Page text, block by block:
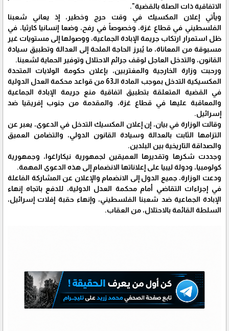
الاتفاقية ذات الصلة بالقضية".
ويأتي إعلان المكسيك في وقت حرج وخطير، إذ يعاني شعبنا
الفلسطيني في قطاع غزة، وخصوصاً في رفح، وضعا إنسانيا كارثيا، في
ظل استمرار ارتكاب جريمة الإبادة الجماعية، ووصولها إلى مستويات غير
مسبوقة من المعاناة، ما يُبرز الحاجة الملحة إلى العدالة وتطبيق سيادة
القانون، والتدخل العاجل لوقف جرائم الاحتلال وتوفير الحماية لشعبنا.
ورحبت وزارة الخارجية والمغتربين، بإعلان حكومة الولايات المتحدة
المكسيكية التدخل بموجب المادة الـ63 من قواعد محكمة العدل الدولية
في القضية المتعلقة بتطبيق اتفاقية منع جريمة الإبادة الجماعية
والمعاقبة عليها في قطاع غزة، والمقدمة من جنوب إفريقيا ضد
إسرائيل.
وقالت الوزارة في بيان، إن إعلان المكسيك التدخل في الدعوى، يعبر عن
التزامها الثابت بالعدالة وسيادة القانون الدولي، والتضامن العميق
والصداقة التاريخية بين البلدين.
وجددت شكرها وتقديرها العميقين لجمهورية نيكاراغوا، وجمهورية
كولومبيا، ودولة ليبيا على إعلاناتها الانضمام إلى هذه الدعوى المهمة.
ودعت الوزارة، جميع الدول إلى الانضمام والإعلان عن المشاركة الفاعلة
في إجراءات التقاضي أمام محكمة العدل الدولية، للدفع باتجاه إنهاء
الإبادة الجماعية ضد شعبنا الفلسطيني، وإنهاء حقبة إفلات إسرائيل،
السلطة القائمة بالاحتلال، من العقاب.